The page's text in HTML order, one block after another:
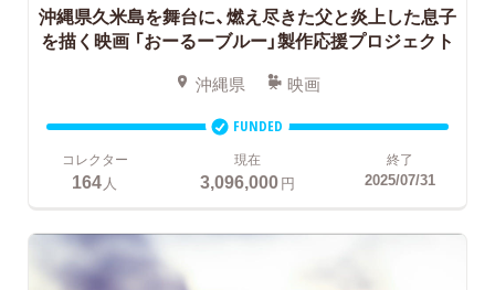
沖縄県久米島を舞台に、燃え尽きた父と炎上した息子
を描く映画 「おーるーブルー」製作応援プロジェクト
沖縄県 映画
FUNDED
コレクター
164 人
現在
3,096,000円
終了
2025/07/31